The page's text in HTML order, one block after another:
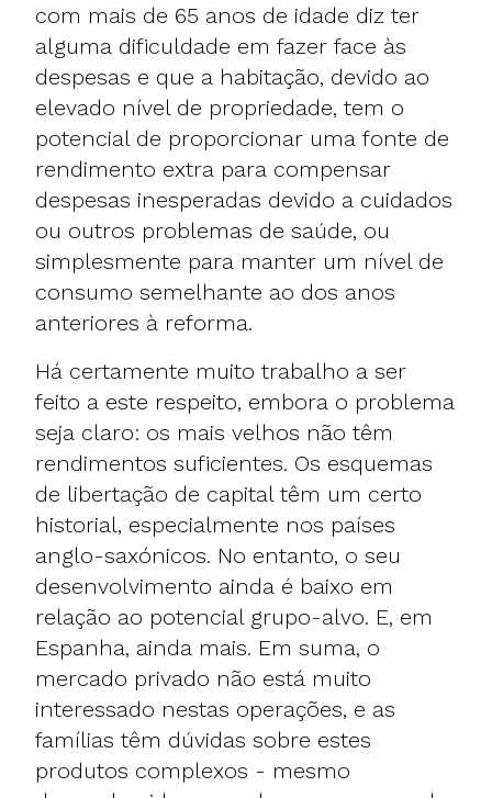
com mais de 65 anos de idade diz ter
alguma dificuldade em fazer face às
despesas e que a habitação, devido ao
elevado nível de propriedade, tem o
potencial de proporcionar uma fonte de
rendimento extra para compensar
despesas inesperadas devido a cuidados
ou outros problemas de saúde, ou
simplesmente para manter um nível de
consumo semelhante ao dos anos
anteriores à reforma.
Há certamente muito trabalho a ser
feito a este respeito, embora o problema
seja claro: os mais velhos não têm
rendimentos suficientes. Os esquemas
de libertação de capital têm um certo
historial, especialmente nos países
anglo-saxónicos. No entanto, o seu
desenvolvimento ainda é baixo em
relação ao potencial grupo-alvo. E, em
Espanha, ainda mais. Em suma, o
mercado privado não está muito
interessado nestas operações, e as
famílias têm dúvidas sobre estes
produtos complexos - mesmo